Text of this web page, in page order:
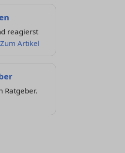
reagierst
Zum Artikel
Ratgeber.